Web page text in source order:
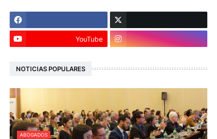
YouTube
NOTICIAS POPULARES
ABOGADOS